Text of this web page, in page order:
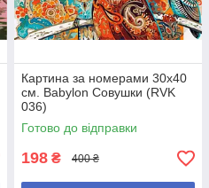
Картина за номерами 30х40
см. Babylon Совушки (RVK
036)
Готово до відправки
198 ₴ 400 ₴